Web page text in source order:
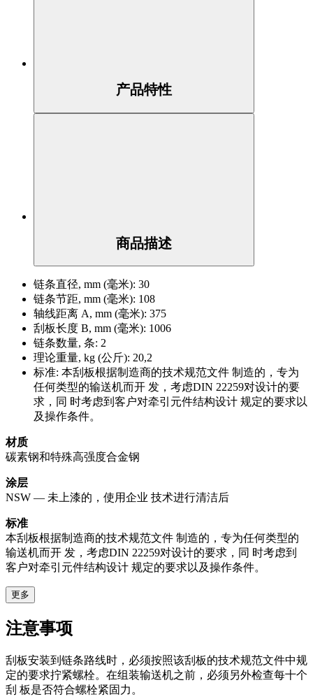
产品特性
商品描述
链条直径, mm (毫米): 30
链条节距, mm (毫米): 108
轴线距离 A, mm (毫米): 375
刮板长度 B, mm (毫米): 1006
链条数量, 条: 2
理论重量, kg (公斤): 20,2
标准: 本刮板根据制造商的技术规范文件 制造的，专为
任何类型的输送机而开 发，考虑DIN 22259对设计的要
求，同 时考虑到客户对牵引元件结构设计 规定的要求以
及操作条件。
材质
碳素钢和特殊高强度合金钢
涂层
NSW — 未上漆的，使用企业 技术进行清洁后
标准
本刮板根据制造商的技术规范文件 制造的，专为任何类型的
输送机而开 发，考虑DIN 22259对设计的要求，同 时考虑到
客户对牵引元件结构设计 规定的要求以及操作条件。
更多
注意事项
刮板安装到链条路线时，必须按照该刮板的技术规范文件中规
定的要求拧紧螺栓。在组装输送机之前，必须另外检查每十个
刮 板是否符合螺栓紧固力。